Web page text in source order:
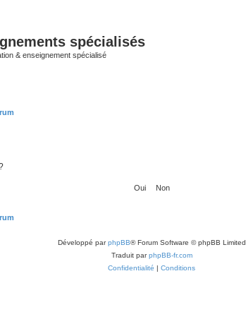
spécialisés
& enseignement spécialisé
Développé parphpBB® Forum Software © phpBB Limited
Traduit parphpBB-fr.com
Confidentialité | Conditions